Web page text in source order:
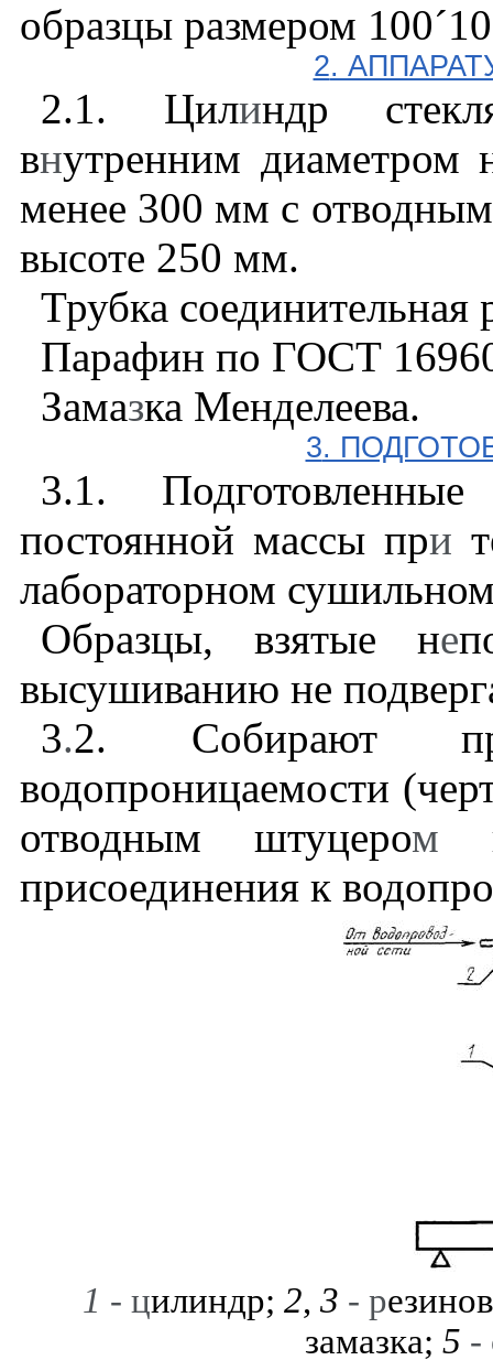
образцы размером 100´
2.
2.1. Цилиндр
внутренним
менее 300 мм с
высоте 250 мм.
Трубка
Парафин по ГОСТ
Замазка Менделеева.
3.
3.1.
постоянной массы при
лабораторном
Образцы, взятые не
высушиванию не
3.2. Собирают
водопроницаемости
отводным штуцером
присоединения к
1 - цилиндр; 2, 3 - р
замазка; 5 -